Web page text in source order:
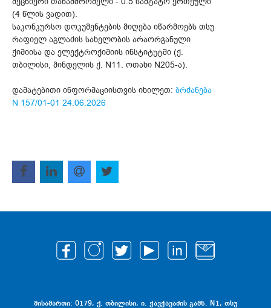
(4 წლის ვადით).
საკონკურსო დოკუმენტების მიღება იწარმოებს თსუ
რაფიელ აგლაძის სახელობის არაორგანული
ქიმიისა და ელექტროქიმიის ინსტიტუტში (ქ.
თბილისი, მინდელის ქ. N11. ოთახი N205-ა).
დამატებითი ინფორმაციისთვის იხილეთ: ბრძანება
N 157/01-01 24.06.2026
მისამართი: 0179, ქ. თბილისი, ი. ჭავჭავაძის გამზ. N1, თსუ